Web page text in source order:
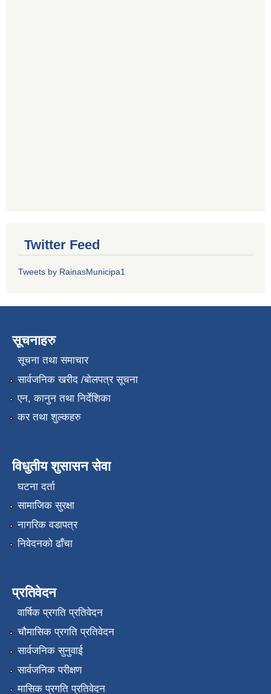
Twitter Feed
Tweets by RainasMunicipa1
सूचनाहरु
सूचना तथा समाचार
सार्वजनिक खरीद /बोलपत्र सूचना
एन, कानुन तथा निर्देशिका
कर तथा शुल्कहरु
विधुतीय शुसासन सेवा
घटना दर्ता
सामाजिक सुरक्षा
नागरिक वडापत्र
निवेदनको ढाँचा
प्रतिवेदन
वार्षिक प्रगति प्रतिवेदन
चौमासिक प्रगति प्रतिवेदन
सार्वजनिक सुनुवाई
सार्वजनिक परीक्षण
मासिक प्रगति प्रतिवेदन